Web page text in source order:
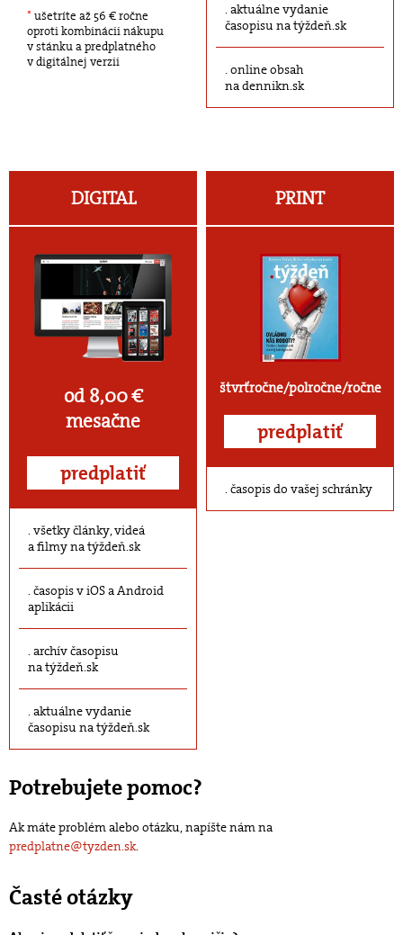
* ušetríte až 56 € ročne
oproti kombinácii nákupu
v stánku a predplatného
v digitálnej verzii
aktuálne vydanie
časopisu na týždeň.sk
online obsah
na dennikn.sk
DIGITAL
od 8,00 €
mesačne
predplatiť
všetky články, videá
a filmy na týždeň.sk
časopis v iOS a Android
aplikácii
archív časopisu
na týždeň.sk
aktuálne vydanie
časopisu na týždeň.sk
PRINT
štvrťročne/polročne/ročne
predplatiť
časopis do vašej schránky
Potrebujete pomoc?
Ak máte problém alebo otázku, napíšte nám na
predplatne@tyzden.sk.
Časté otázky